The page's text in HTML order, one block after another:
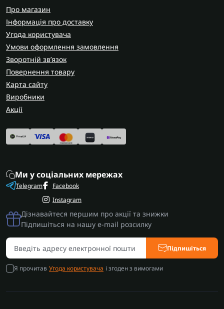
Про магазин
Інформація про доставку
Угода користувача
Умови оформлення замовлення
Зворотній зв’язок
Повернення товару
Карта сайту
Виробники
Акції
Ми у соціальних мережах
Telegram
Facebook
Instagram
Дізнавайтеся першим про акції та знижки
Підпишіться на нашу e-mail розсилку
Підпишіться
Я прочитав Угода користувача і згоден з вимогами